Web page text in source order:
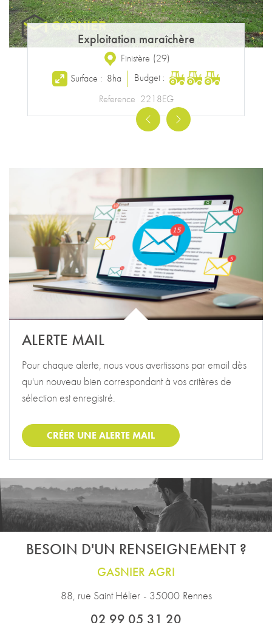
ALERTE MAIL
Pour chaque alerte, nous vous avertissons par email dès
qu'un nouveau bien correspondant à vos critères de
sélection est enregistré.
CRÉER UNE ALERTE MAIL
BESOIN D'UN RENSEIGNEMENT ?
88, rue Saint Hélier - 35000
CONTACTEZ-NOUS
Recevez par mail les dernières actualités
S'INSCRIRE